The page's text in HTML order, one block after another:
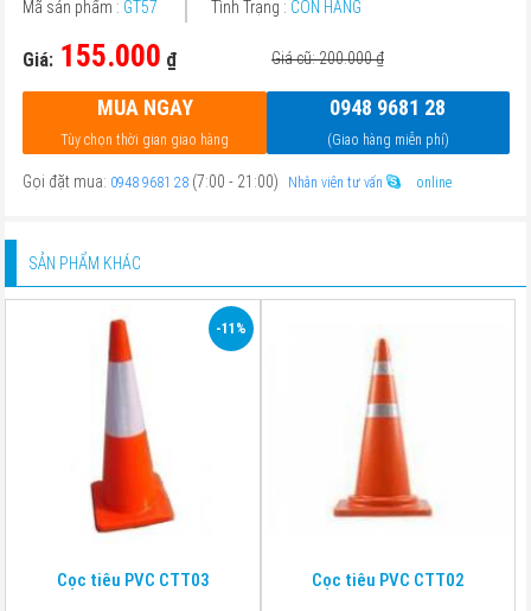
Mã sản phẩm : GT57 Tình Trạng : CÒN HÀNG
Giá: 155.000 ₫ Giá cũ: 200.000₫
MUA NGAY
Tùy chọn thời gian giao hàng
0948 9681 28
(Giao hàng miễn phí)
Gọi đặt mua: 0948 9681 28 (7:00 - 21:00) Nhân viên tư vấn online
SẢN PHẨM KHÁC
-11%
Cọc tiêu PVC CTT03 Cọc tiêu PVC CTT02